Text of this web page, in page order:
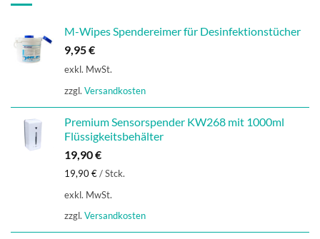
M-Wipes Spendereimer für Desinfektionstücher
9,95€
exkl. MwSt.
zzgl. Versandkosten
Premium Sensorspender KW268 mit 1000ml
Flüssigkeitsbehälter
19,90€
19,90€/Stck.
exkl. MwSt.
zzgl. Versandkosten